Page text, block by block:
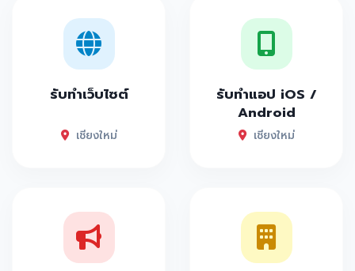
รับทำเว็บไซต์
เชียงใหม่
รับทำแอป iOS /
Android
เชียงใหม่